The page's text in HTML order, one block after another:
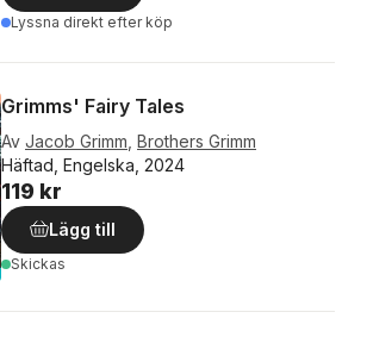
Lyssna direkt efter köp
Grimms' Fairy Tales
Av Jacob Grimm Brothers Grimm
Häftad, Engelska, 2024
119 kr
Lägg till
Skickas